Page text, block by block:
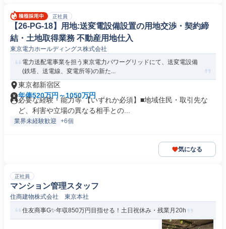
正社員
【26-PG-18】用地:送変電設備設置の用地交渉・契約締
結・土地取得業務 不動産用地仕入
東京電力ホールディングス株式会社
電力送配電事業を担う東京電力パワーグリッドにて、送変電設備
(鉄塔、送電線、変電所等)の新た...
東京都新宿区
年俸520万円～1050万円
必要な経験・能力等 【いずれか必須】■地域住民・取引先な
ど、利害や立場の異なる相手との...
業界未経験歓迎 +6個
気になる
正社員
マンション管理スタッフ
住商建物株式会社 東京本社
住友商事G✨年収850万円目指せる！土日祝休み・残業月20h